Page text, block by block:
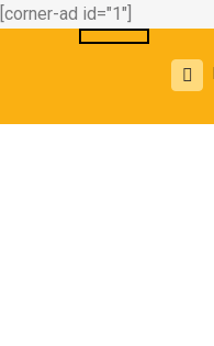
[corner-ad id="1"]